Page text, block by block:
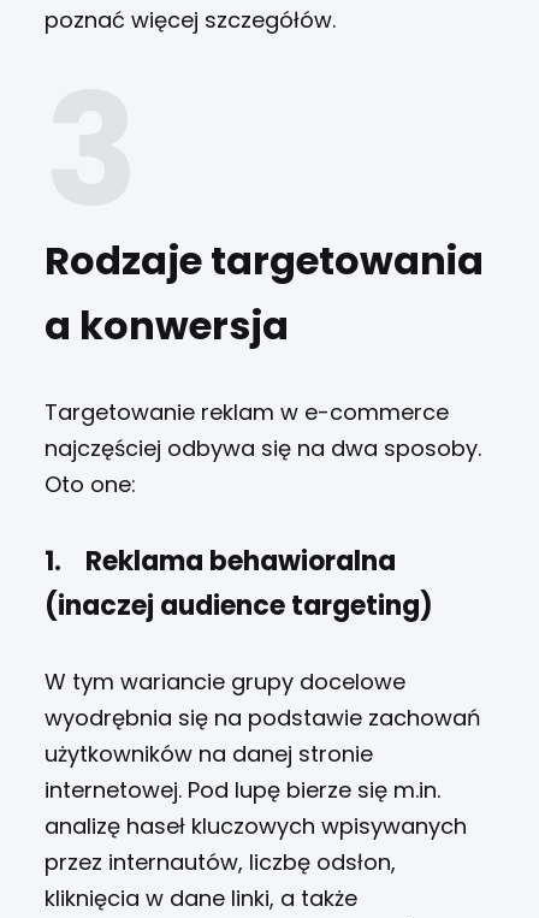
poznać więcej szczegółów.
Rodzaje targetowania
a konwersja
Targetowanie reklam w e-commerce
najczęściej odbywa się na dwa sposoby.
Oto one:
1. Reklama behawioralna
(inaczej audience targeting)
W tym wariancie grupy docelowe
wyodrębnia się na podstawie zachowań
użytkowników na danej stronie
internetowej. Pod lupę bierze się m.in.
analizę haseł kluczowych wpisywanych
przez internautów, liczbę odsłon,
kliknięcia w dane linki, a także